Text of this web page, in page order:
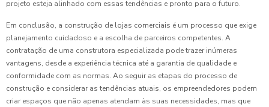
projeto esteja alinhado com essas tendências e pronto para o futuro.
Em conclusão, a construção de lojas comerciais é um processo que exige
planejamento cuidadoso e a escolha de parceiros competentes. A
contratação de uma construtora especializada pode trazer inúmeras
vantagens, desde a experiência técnica até a garantia de qualidade e
conformidade com as normas. Ao seguir as etapas do processo de
construção e considerar as tendências atuais, os empreendedores podem
criar espaços que não apenas atendam às suas necessidades, mas que